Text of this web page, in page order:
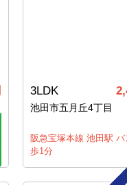
3LDK
池田市五月丘4丁目
阪急宝塚本線 池田駅 バ
歩1分